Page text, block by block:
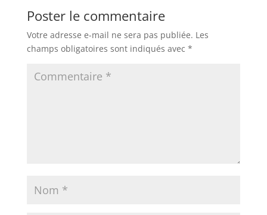
Poster le commentaire
Votre adresse e-mail ne sera pas publiée. Les
champs obligatoires sont indiqués avec *